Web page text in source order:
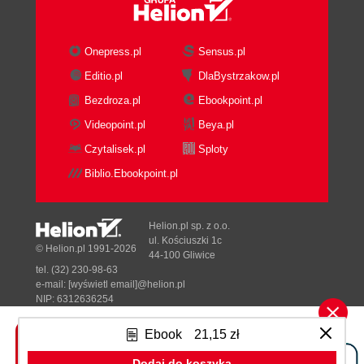
Globalna instalacja gulpa (137)
Konfigurowanie pliku gulpfile (138)
Restrukturyzacja projektu (141)
Pytania sprawdzające (143)
Podsumowanie (143)
Rozdział 10. Dostosowywanie Bootstrapa (145)
Kompilowanie plików Less za pomocą Grunta albo
Pobieranie źródeł (146)
Kompilowanie z użyciem Grunta (146)
Kompilowanie z użyciem gulpa (149)
ABC preprocesora Less (152)
Importowanie (152)
Zmienne (152)
Domieszki (154)
Ebook 21,15 zł
Onepress.pl
Sensus.pl
Editio.pl
DlaBystrzakow.pl
Bezdroza.pl
Ebookpoint.pl
Videopoint.pl
Beya.pl
Czytalisek.pl
Sploty
Biblio.Ebookpoint.pl
Tonik.pl
© Helion.pl 1991-2026
Helion.pl sp. z o.o.
ul. Kościuszki 1c
44-100 Gliwice
tel. (32) 230-98-63
e-mail: [wyświetl email]@helion.pl
NIP: 6312636254